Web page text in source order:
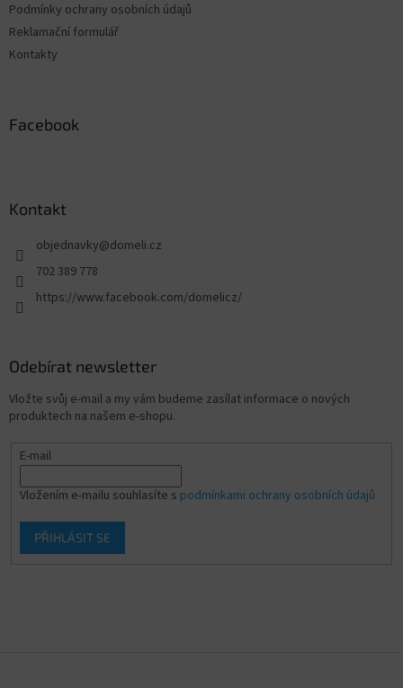
Podmínky ochrany osobních údajů
Reklamační formulář
Kontakty
Facebook
Kontakt
objednavky@domeli.cz
702 389 778
https://www.facebook.com/domelicz/
Odebírat newsletter
Vložte svůj e-mail a my vám budeme zasílat informace o nových
produktech na našem e-shopu.
E-mail
Vložením e-mailu souhlasíte s podmínkami ochrany osobních údajů
PŘIHLÁSIT SE